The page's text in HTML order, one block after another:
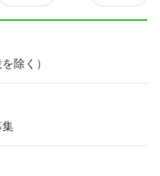
除く）